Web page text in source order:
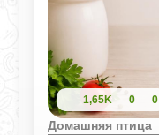
1,65K 0 0
Домашняя птица